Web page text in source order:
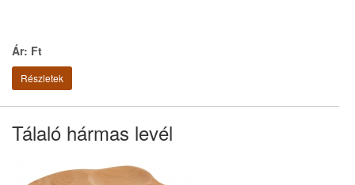
Ár: Ft
Részletek
Tálaló hármas levél